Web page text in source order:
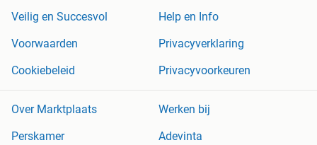
Veilig en Succesvol
Help en Info
Voorwaarden
Privacyverklaring
Cookiebeleid
Privacyvoorkeuren
Over Marktplaats
Werken bij
Perskamer
Adevinta